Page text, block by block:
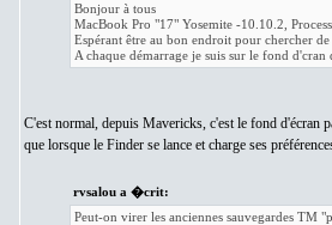
Bonjour à tous
MacBook Pro "17" Yosemite -10.10.2,
Espérant être au bon endroit pour chercher
A chaque démarrage je suis sur le fond
C'est normal, depuis Mavericks, c'est le fond d'écran
que lorsque le Finder se lance et charge ses
rvsalou a �crit:
Peut-on virer les anciennes sauvegardes TM